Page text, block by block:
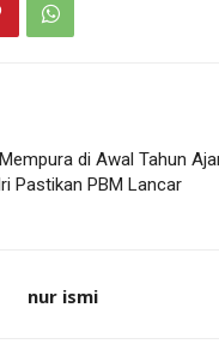
di Awal Tahun
Pastikan PBM Lancar
nur ismi